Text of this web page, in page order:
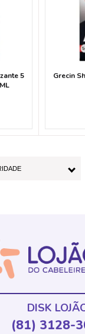
5
Grecin Shampoo Tonalizante 5
DISK
(81) 3128-